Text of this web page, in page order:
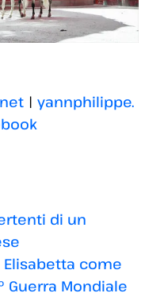
| yannphilippe.
di un
Elisabetta come
Guerra Mondiale